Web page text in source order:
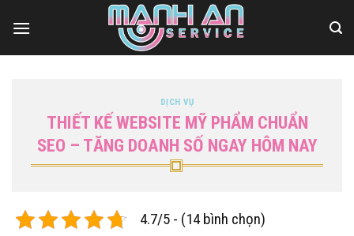
qua
DỊCH VỤ
THIẾT KẾ WEBSITE MỸ PHẨM CHUẨN
SEO – TĂNG DOANH SỐ NGAY HÔM NAY
4.7/5 - (14 bình chọn)